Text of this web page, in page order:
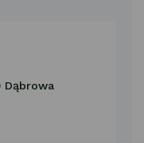
Dąbrowa